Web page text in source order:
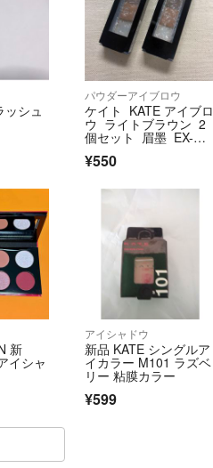
ッシュ
パウダーアイブロウ
ケイト KATE アイブロ
ウ ライトブラウン 2
個セット 眉墨 EX-
用 メイク 化粧品
¥550
新
イシャ
アイシャドウ
新品 KATE シングルア
イカラー M101 ラズベ
リー 粘膜カラー
¥599